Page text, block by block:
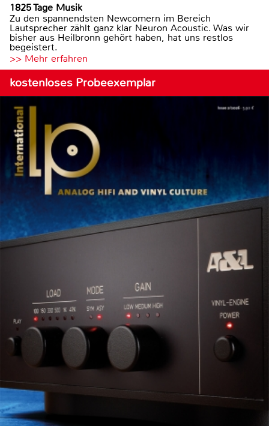
1825 Tage Musik
Zu den spannendsten Newcomern im Bereich
Lautsprecher zählt ganz klar Neuron Acoustic. Was wir
bisher aus Heilbronn gehört haben, hat uns restlos
begeistert.
>> Mehr erfahren
kostenloses Probeexemplar